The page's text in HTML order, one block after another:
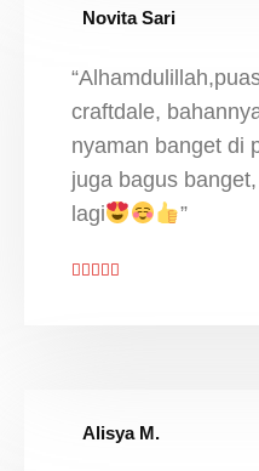
Novita Sari
craftdale,
nyaman banget di
juga bagus
lagi
”
Alisya M.